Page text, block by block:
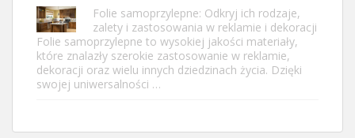
Folie samoprzylepne: Odkryj ich rodzaje,
zalety i zastosowania w reklamie i dekoracji
Folie samoprzylepne to wysokiej jakości materiały,
które znalazły szerokie zastosowanie w reklamie,
dekoracji oraz wielu innych dziedzinach życia. Dzięki
swojej uniwersalności …